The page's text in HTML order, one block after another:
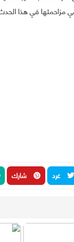
في هذا الحدث
غرد شارك